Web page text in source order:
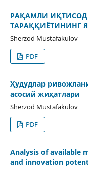
РАҚАМЛИ
ТАРАҚҚИЁТИНИНГ
Sherzod Mustafakulov
PDF
Ҳудудлар
асосий жиҳатлари
Sherzod Mustafakulov
PDF
Analysis of available
and innovation